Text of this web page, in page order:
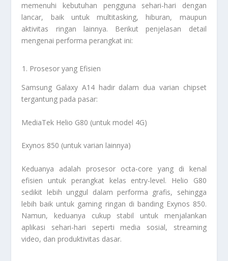
memenuhi kebutuhan pengguna sehari-hari dengan
lancar, baik untuk multitasking, hiburan, maupun
aktivitas ringan lainnya. Berikut penjelasan detail
mengenai performa perangkat ini:
Prosesor yang Efisien
Samsung Galaxy A14 hadir dalam dua varian chipset
tergantung pada pasar:
MediaTek Helio G80 (untuk model 4G)
Exynos 850 (untuk varian lainnya)
Keduanya adalah prosesor octa-core yang di kenal
efisien untuk perangkat kelas entry-level. Helio G80
sedikit lebih unggul dalam performa grafis, sehingga
lebih baik untuk gaming ringan di banding Exynos 850.
Namun, keduanya cukup stabil untuk menjalankan
aplikasi sehari-hari seperti media sosial, streaming
video, dan produktivitas dasar.